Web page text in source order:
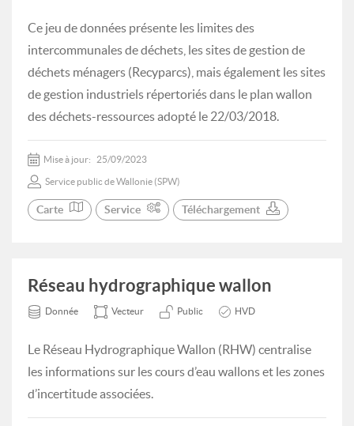
Ce jeu de données présente les limites des
intercommunales de déchets, les sites de gestion de
déchets ménagers (Recyparcs), mais également les sites
de gestion industriels répertoriés dans le plan wallon
des déchets-ressources adopté le 22/03/2018.
Mise à jour: 25/09/2023
Service public de Wallonie (SPW)
Carte Service Téléchargement
Réseau hydrographique wallon
Donnée Vecteur Public HVD
Le Réseau Hydrographique Wallon (RHW) centralise
les informations sur les cours d’eau wallons et les zones
d’incertitude associées.